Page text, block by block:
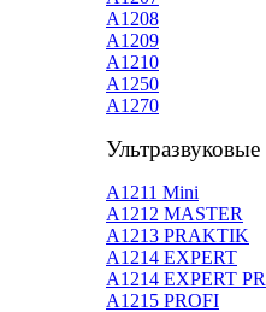
А1208
А1209
А1210
А1250
А1270
А1211 Mini
А1212 MASTER
A1213 PRAKTIK
А1214 EXPERT
А1214 EXPERT
A1215 PROFI